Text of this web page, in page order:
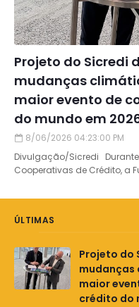
Projeto do Sicredi
mudanças
maior evento de
do mundo em
8/06/2026 04:23:00 PM
Divulgação/Sicredi
Cooperativas de Crédito, a
ÚLTIMAS
Projeto do
mudanças
maior
crédito do